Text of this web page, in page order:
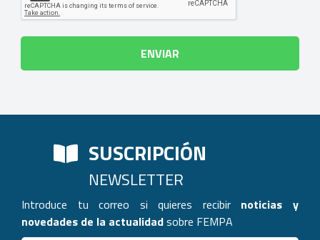
SUSCRIPCIÓN
NEWSLETTER
Introduce tu correo si quieres recibir noticias y
novedades de la actualidadsobre FEMPA